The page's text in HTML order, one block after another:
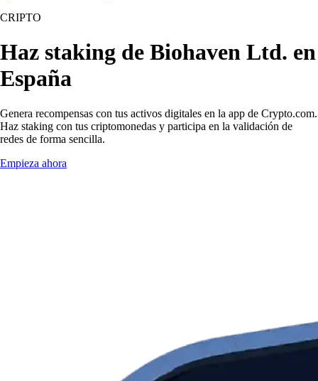
CRIPTO
Haz staking de Biohaven Ltd. en
España
Genera recompensas con tus activos digitales en la app de Crypto.com.
Haz staking con tus criptomonedas y participa en la validación de
redes de forma sencilla.
Empieza ahora